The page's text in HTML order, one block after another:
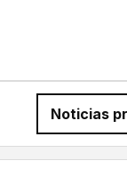
Noticias